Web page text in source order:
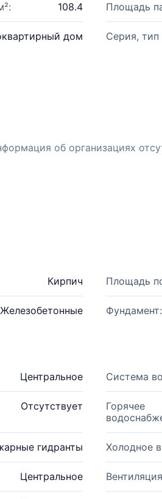
108.4 Площадь
дом Серия, тип
об организациях
Кирпич Площадь
Железобетонные Фундамент:
Центральное Система
Отсутствует
Горячее
гидранты Холодное
Центральное